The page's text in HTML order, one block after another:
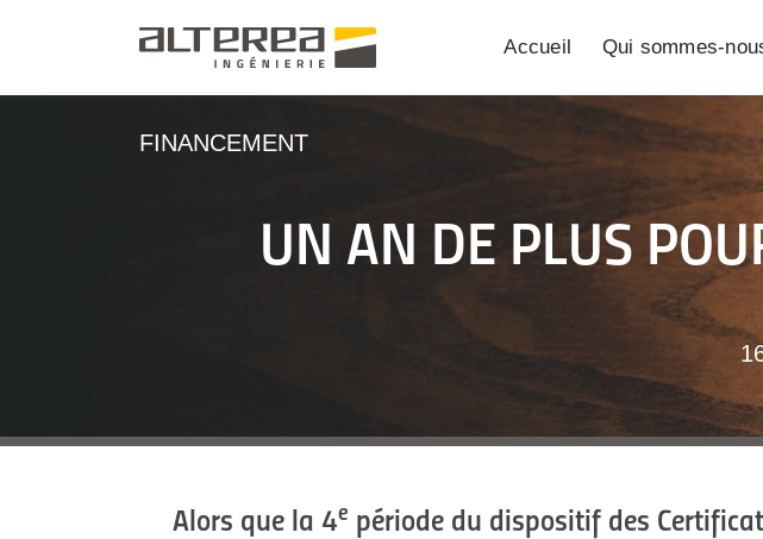
Accueil Qui sommes-
FINANCEMENT
UN AN DE PLUS
Alors que la 4e période du dispositif des